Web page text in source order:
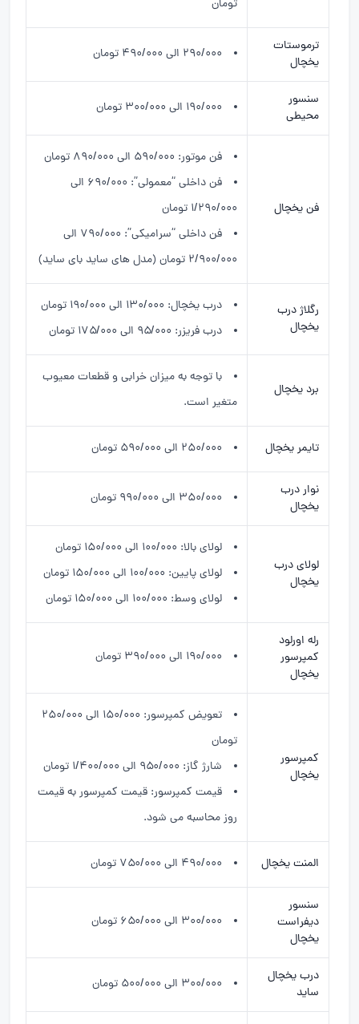
تومان
ترموستات
یخچال
۲۹۰/۰۰۰ الی ۴۹۰/۰۰۰ تومان
سنسور
محیطی
۱۹۰/۰۰۰ الی ۳۰۰/۰۰۰ تومان
فن یخچال
فن موتور: ۵۹۰/۰۰۰ الی ۸۹۰/۰۰۰ تومان
فن داخلی “معمولی”: ۶۹۰/۰۰۰ الی
۱/۲۹۰/۰۰۰ تومان
فن داخلی “سرامیکی”: ۷۹۰/۰۰۰ الی
۲/۹۰۰/۰۰۰ تومان (مدل های ساید بای ساید)
رگلاژ درب
یخچال
درب یخچال: ۱۳۰/۰۰۰ الی ۱۹۰/۰۰۰ تومان
درب فریزر: ۹۵/۰۰۰ الی ۱۷۵/۰۰۰ تومان
برد یخچال
با توجه به میزان خرابی و قطعات معیوب
متغیر است.
تایمر یخچال ۲۵۰/۰۰۰ الی ۵۹۰/۰۰۰ تومان
نوار درب
یخچال
۳۵۰/۰۰۰ الی ۹۹۰/۰۰۰ تومان
لولای درب
یخچال
لولای بالا: ۱۰۰/۰۰۰ الی ۱۵۰/۰۰۰ تومان
لولای پایین: ۱۰۰/۰۰۰ الی ۱۵۰/۰۰۰ تومان
لولای وسط: ۱۰۰/۰۰۰ الی ۱۵۰/۰۰۰ تومان
رله اورلود
کمپرسور
یخچال
۱۹۰/۰۰۰ الی ۳۹۰/۰۰۰ تومان
کمپرسور
یخچال
تعویض کمپرسور: ۱۵۰/۰۰۰ الی ۲۵۰/۰۰۰
تومان
شارژ گاز: ۹۵۰/۰۰۰ الی ۱/۴۰۰/۰۰۰ تومان
قیمت کمپرسور: قیمت کمپرسور به قیمت
روز محاسبه می شود.
المنت یخچال ۴۹۰/۰۰۰ الی ۷۵۰/۰۰۰ تومان
سنسور
دیفراست
یخچال
۳۰۰/۰۰۰ الی ۶۵۰/۰۰۰ تومان
درب یخچال
ساید
۳۰۰/۰۰۰ الی ۵۰۰/۰۰۰ تومان